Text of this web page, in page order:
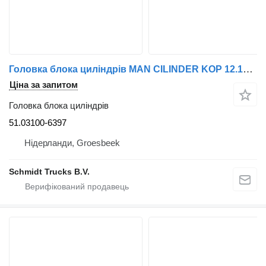
Головка блока циліндрів MAN CILINDER KOP 12.180 EURO 6 MODEL 2020 51.03100-6397 до вантажівки
Ціна за запитом
Головка блока циліндрів
51.03100-6397
Нідерланди, Groesbeek
Schmidt Trucks B.V.